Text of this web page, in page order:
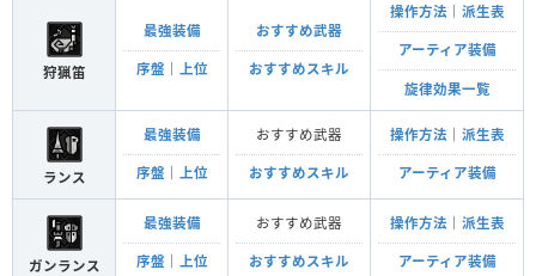
狩猟笛
最強装備
序盤 上位
おすすめ武器
おすすめスキル
操作方法 派生表
アーティア装備
旋律効果一覧
ランス
最強装備
序盤 上位
おすすめ武器
おすすめスキル
操作方法 派生表
アーティア装備
ガンランス
最強装備
序盤 上位
おすすめ武器
おすすめスキル
操作方法 派生表
アーティア装備